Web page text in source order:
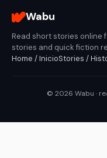
Wabu
Read short stories online
stories and quick fiction
Home / InicioStories /
© 2026 Wabu ·